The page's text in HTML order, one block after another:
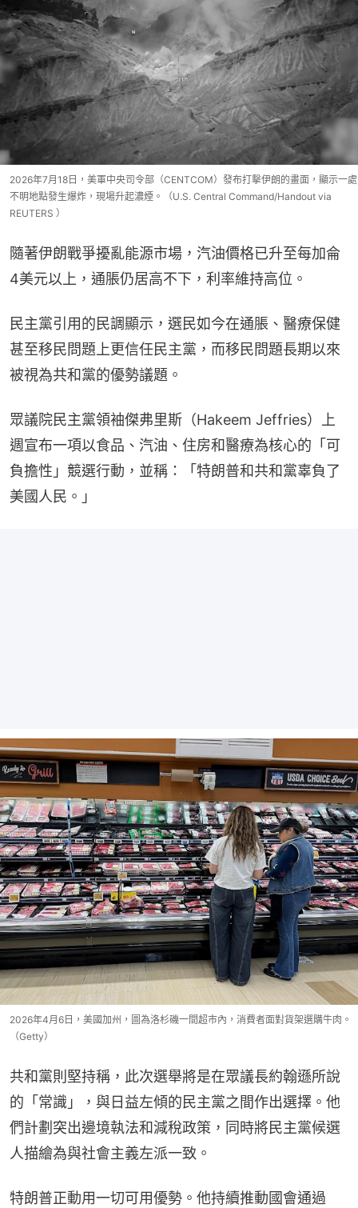
2026年7月18日，美軍中央司令部（CENTCOM）發布打擊伊朗的畫面，顯示一處
不明地點發生爆炸，現場升起濃煙。（U.S. Central Command/Handout via
REUTERS ）
隨著伊朗戰爭擾亂能源市場，汽油價格已升至每加侖
4美元以上，通脹仍居高不下，利率維持高位。
民主黨引用的民調顯示，選民如今在通脹、醫療保健
甚至移民問題上更信任民主黨，而移民問題長期以來
被視為共和黨的優勢議題。
眾議院民主黨領袖傑弗里斯（Hakeem Jeffries）上
週宣布一項以食品、汽油、住房和醫療為核心的「可
負擔性」競選行動，並稱：「特朗普和共和黨辜負了
美國人民。」
2026年4月6日，美國加州，圖為洛杉磯一間超市內，消費者面對貨架選購牛肉。
（Getty）
共和黨則堅持稱，此次選舉將是在眾議長約翰遜所說
的「常識」，與日益左傾的民主黨之間作出選擇。他
們計劃突出邊境執法和減稅政策，同時將民主黨候選
人描繪為與社會主義左派一致。
特朗普正動用一切可用優勢。他持續推動國會通過